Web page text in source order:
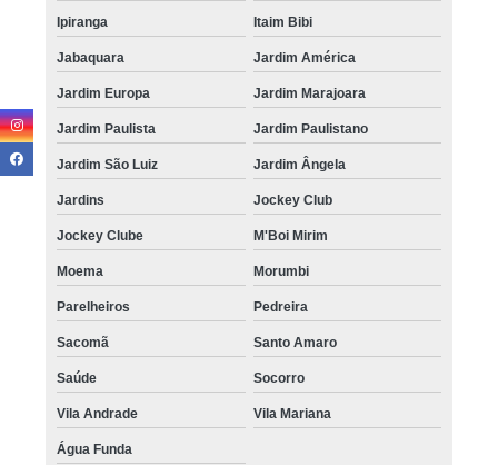
Ipiranga Itaim Bibi
Jabaquara Jardim América
Jardim Europa Jardim Marajoara
Jardim Paulista Jardim Paulistano
Jardim São Luiz Jardim Ângela
Jardins Jockey Club
Jockey Clube M'Boi Mirim
Moema Morumbi
Parelheiros Pedreira
Sacomã Santo Amaro
Saúde Socorro
Vila Andrade Vila Mariana
Água Funda